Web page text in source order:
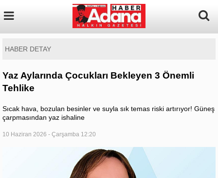
HABER DETAY
Yaz Aylarında Çocukları Bekleyen 3 Önemli
Tehlike
Sıcak hava, bozulan besinler ve suyla sık temas riski artırıyor! Güneş
çarpmasından yaz ishaline
10 Haziran 2026 - Çarşamba 12:20